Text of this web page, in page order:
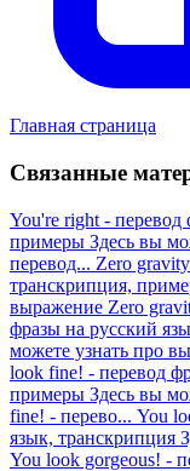
Главная страница
Связанные
You're right - перевод
примеры Здесь вы
перевод... Zero
транскрипция,
выражение Zero
фразы на русский
можете узнать про
look fine! - перевод
примеры Здесь вы
fine! - перево... You
язык, транскрипция
You look gorgeous! -